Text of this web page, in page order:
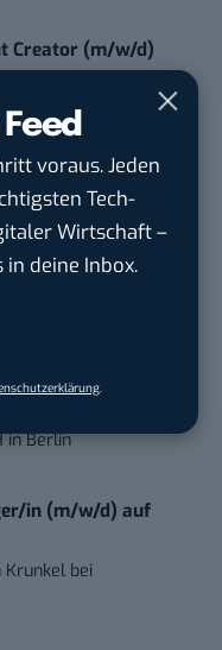
voraus. Jeden
Tech-
Wirtschaft –
deine Inbox.
Creator (m/w/d)
inEschborn
Media
inBerlin
in (m/w/d) auf
Krunkel bei